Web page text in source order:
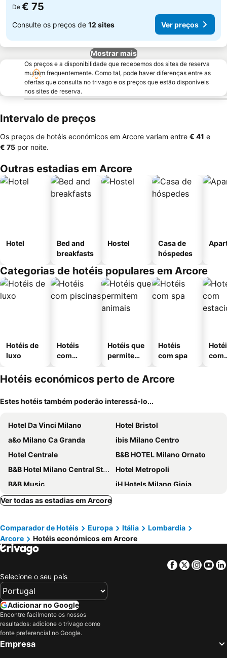
De € 75
Consulte os preços de 12 sites Ver preços
Mostrar mais
Os preços e a disponibilidade que recebemos dos sites de reserva
mudam frequentemente. Como tal, pode haver diferenças entre as
ofertas que consulta no trivago e os preços que estão disponíveis
nos sites de reserva.
Intervalo de preços
Os preços de hotéis económicos em Arcore variam entre ‎€ 41 e
‎€ 75 por noite.
Outras estadias em Arcore
Hotel
Bed and
breakfasts
Hostel
Casa de
hóspedes
Categorias de hotéis populares em Arcore
Hotéis de
luxo
Hotéis
com
Hotéis que
permitem
Hotéis
com spa
com
Hotéis económicos perto de Arcore
Estes hotéis também poderão interessá-lo...
Hotel Da Vinci Milano
Hotel Bristol
a&o Milano Ca Granda
ibis Milano Centro
Hotel Centrale
B&B HOTEL Milano Ornato
B&B Hotel Milano Central Station
Hotel Metropoli
B&B Music
iH Hotels Milano Gioia
Eurohotel
43 Station Hotel
iH Hotels Milano ApartHotel Argonne Park
Hotel Mayorca
Doria Grand Hotel
Golden Milano Hotel
NH Collection Milano Touring
ibis Styles Milano Centro
Andreola Central Hotel
The Best Hotel
Avani Palazzo Moscova Milan Hotel
Hotel Stradivari
Ver todas as estadias em Arcore
Comparador de Hotéis Europa Itália
Lombardia
Arcore
Hotéis económicos em Arcore
Facebook
Twitter
Selecione o seu país
Adicionar no Google
Encontre facilmente os nossos
resultados: adicione o trivago como
fonte preferencial no Google.
Empresa